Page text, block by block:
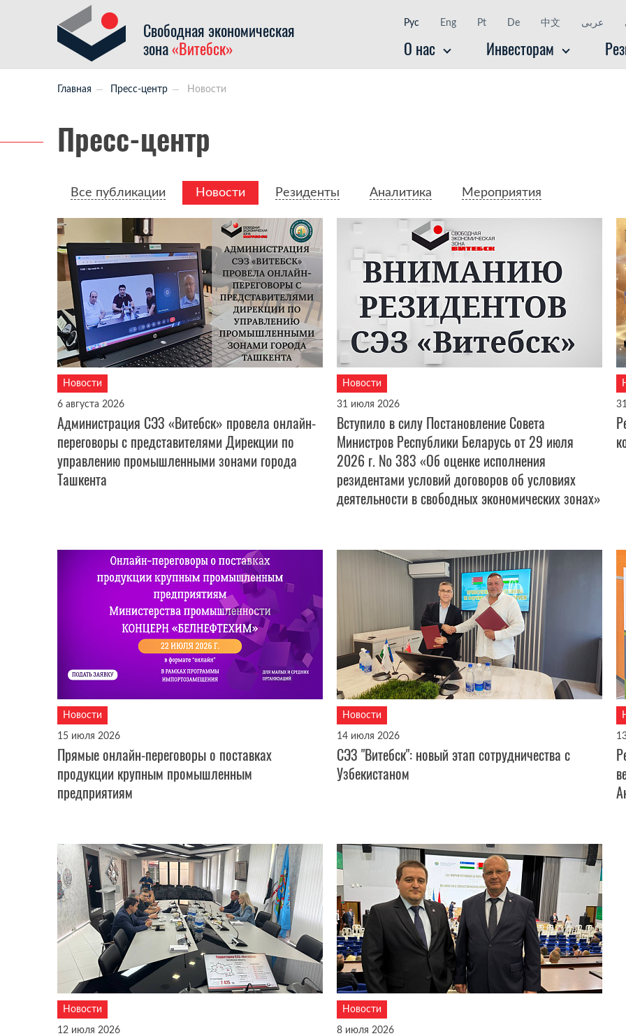
Свободная экономическая
зона«Витебск»
Рус Eng Pt De 中文 عربى
O нас Инвесторам
Главная Пресс-центр Новости
Пресс-центр
Все публикации Новости Резиденты Аналитика Мероприятия
Новости
6 августа 2026
Администрация СЭЗ «Витебск» провела онлайн-
переговоры с представителями Дирекции по
управлению промышленными зонами города
Ташкента
Новости
31 июля 2026
Вступило в силу Постановление Совета
Министров Республики Беларусь от 29 июля
2026 г. № 383 «Об оценке исполнения
резидентами условий договоров об условиях
деятельности в свободных экономических зонах»
Новости
15 июля 2026
Прямые онлайн-переговоры о поставках
продукции крупным промышленным
предприятиям
Новости
14 июля 2026
СЭЗ "Витебск": новый этап сотрудничества с
Узбекистаном
Новости
12 июля 2026
Новости
8 июля 2026